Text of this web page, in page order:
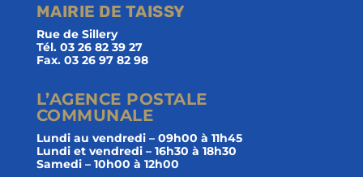
MAIRIE DE TAISSY
Rue de Sillery
Tél. 03 26 82 39 27
Fax. 03 26 97 82 98
L’AGENCE POSTALE
COMMUNALE
Lundi au vendredi – 09h00 à 11h45
Lundi et vendredi – 16h30 à 18h30
Samedi – 10h00 à 12h00